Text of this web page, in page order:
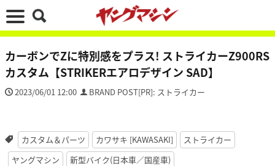
カーボンでZに特別感をプラス! ストライカーZ900RS
カスタム【STRIKERエアロデザイン SAD】
2023/06/01 12:00 BRAND POST[PR]: ストライカー
カスタム＆パーツ カワサキ [KAWASAKI]
ストライカー
ヤングマシン
新型バイク(日本車／国産車)